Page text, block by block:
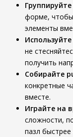
Группируйте
форме,
элементы
не
получить
Собирайте
конкретные
вместе.
Играйте на
сложности,
пазл